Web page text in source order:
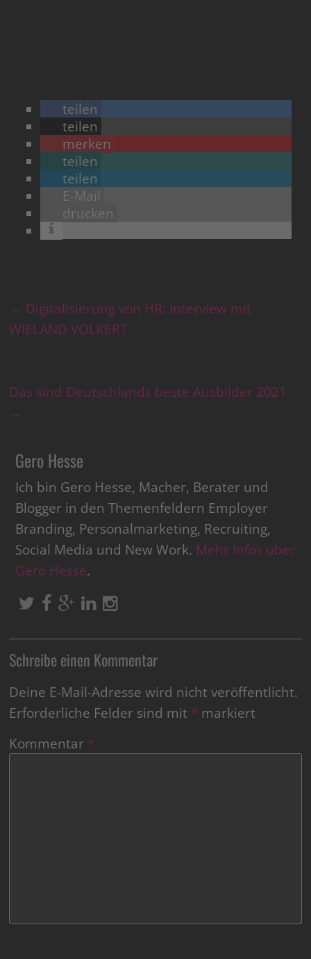
teilen
teilen
merken
teilen
teilen
E-Mail
drucken
← Digitalisierung von HR: Interview mit
WIELAND VOLKERT
Das sind Deutschlands beste Ausbilder 2021
→
Gero Hesse
Ich bin Gero Hesse, Macher, Berater und
Blogger in den Themenfeldern Employer
Branding, Personalmarketing, Recruiting,
Social Media und New Work. Mehr Infos über
Gero Hesse.
Schreibe einen Kommentar
Deine E-Mail-Adresse wird nicht veröffentlicht.
Erforderliche Felder sind mit * markiert
Kommentar *